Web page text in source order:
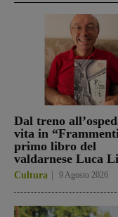
Dal treno
vita in
primo libro del
valdarnese Luca
Cultura 9 Agosto 2026